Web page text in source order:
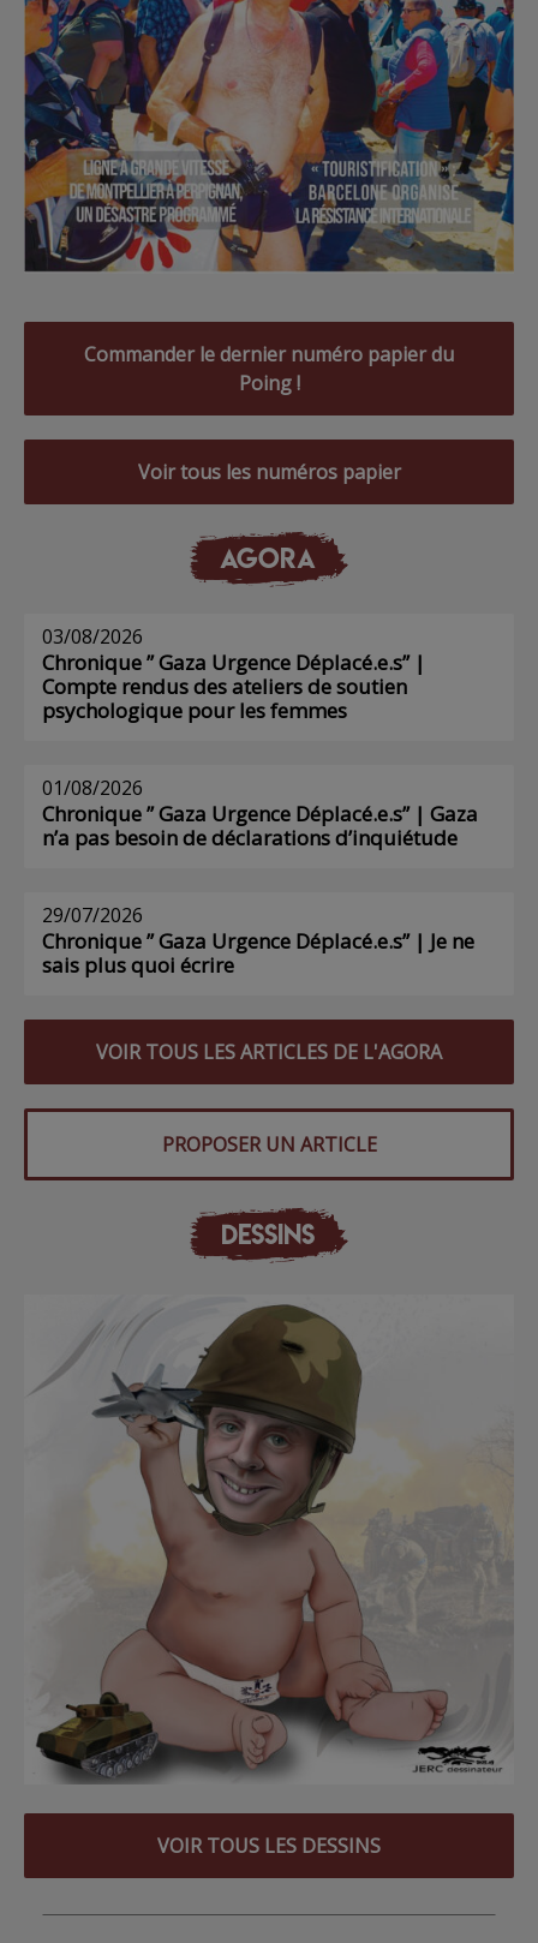
Commander le dernier numéro papier du
Poing !
Voir tous les numéros papier
AGORA
03/08/2026
Chronique ” Gaza Urgence Déplacé.e.s” |
Compte rendus des ateliers de soutien
psychologique pour les femmes
01/08/2026
Chronique ” Gaza Urgence Déplacé.e.s” | Gaza
n’a pas besoin de déclarations d’inquiétude
29/07/2026
Chronique ” Gaza Urgence Déplacé.e.s” | Je ne
sais plus quoi écrire
VOIR TOUS LES ARTICLES DE L'AGORA
PROPOSER UN ARTICLE
DESSINS
VOIR TOUS LES DESSINS